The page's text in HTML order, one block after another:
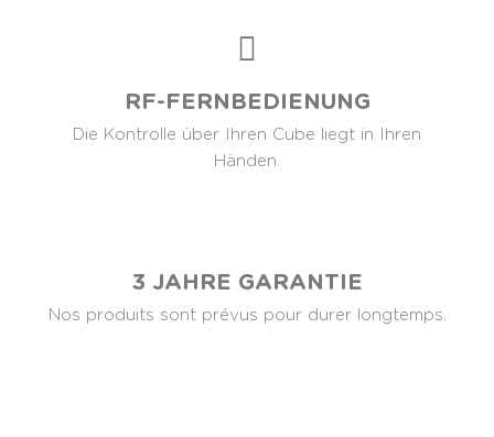
RF-FERNBEDIENUNG
Die Kontrolle über Ihren Cube liegt in Ihren
Händen.
3 JAHRE GARANTIE
Nos produits sont prévus pour durer longtemps.